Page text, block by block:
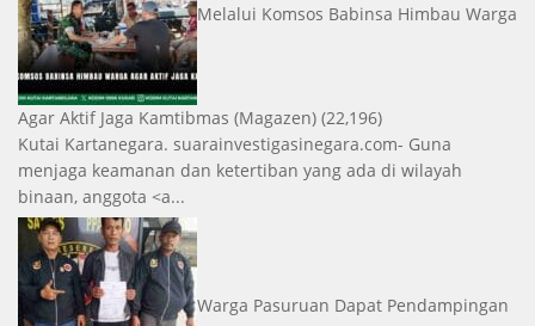
Melalui Komsos Babinsa Himbau Warga
Agar Aktif Jaga Kamtibmas (Magazen) (22,196)
Kutai Kartanegara. suarainvestigasinegara.com- Guna
menjaga keamanan dan ketertiban yang ada di wilayah
binaan, anggota <a...
Warga Pasuruan Dapat Pendampingan